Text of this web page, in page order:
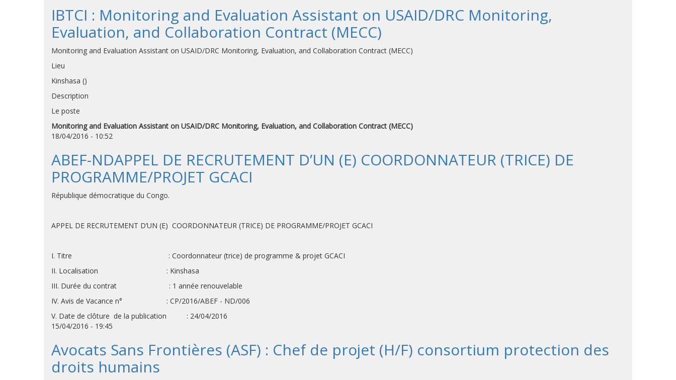
IBTCI : Monitoring and Evaluation Assistant on USAID/DRC Monitoring,
Evaluation, and Collaboration Contract (MECC)
Monitoring and Evaluation Assistant on USAID/DRC Monitoring, Evaluation, and Collaboration Contract (MECC)
Lieu
Kinshasa ()
Description
Le poste
Monitoring and Evaluation Assistant on USAID/DRC Monitoring, Evaluation, and Collaboration Contract (MECC)
18/04/2016 - 10:52
ABEF-NDAPPEL DE RECRUTEMENT D’UN (E) COORDONNATEUR (TRICE) DE
PROGRAMME/PROJET GCACI
République démocratique du Congo.
APPEL DE RECRUTEMENT D’UN (E) COORDONNATEUR (TRICE) DE PROGRAMME/PROJET GCACI
I. Titre : Coordonnateur (trice) de programme & projet GCACI
II. Localisation : Kinshasa
III. Durée du contrat : 1 année renouvelable
IV. Avis de Vacance n° : CP/2016/ABEF - ND/006
V. Date de clôture de la publication : 24/04/2016
15/04/2016 - 19:45
Avocats Sans Frontières (ASF) : Chef de projet (H/F) consortium protection des
droits humains